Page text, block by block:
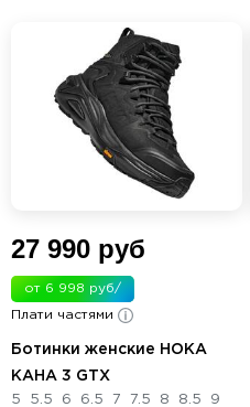
27 990 руб
от 6 998 руб/
мес.
Плати частями
Ботинки женские HOKA
KAHA 3 GTX
5 5.5 6 6.5 7 7.5 8 8.5
9